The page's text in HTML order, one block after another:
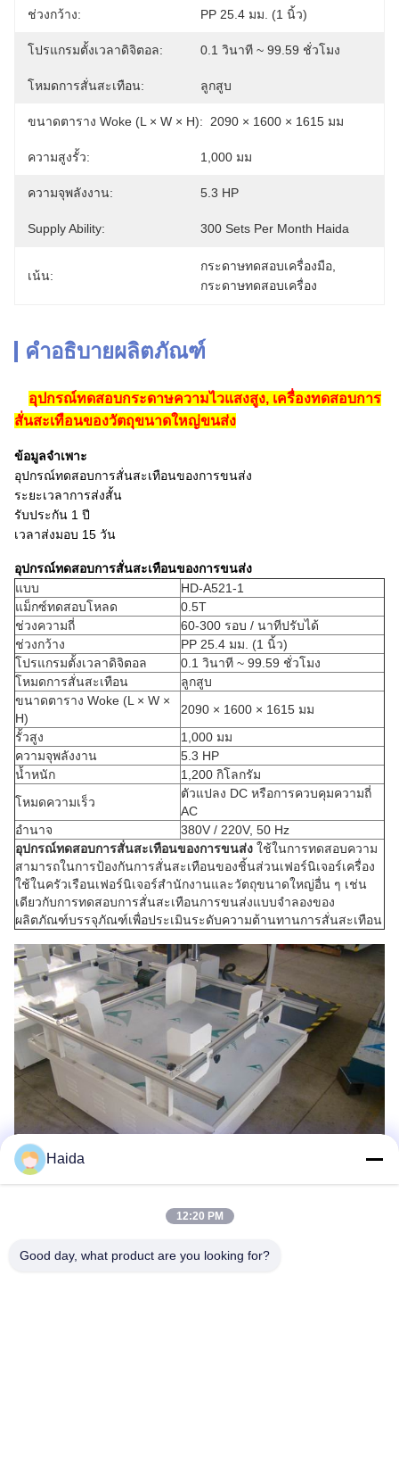
ช่วงกว้าง: PP 25.4 มม. (1 นิ้ว)
โปรแกรมตั้งเวลาดิจิตอล: 0.1 วินาที ~ 99.59 ชั่วโมง
โหมดการสั่นสะเทือน: ลูกสูบ
ขนาดตาราง Woke (L × W × H): 2090 × 1600 × 1615 มม
ความสูงรั้ว: 1,000 มม
ความจุพลังงาน: 5.3 HP
Supply Ability: 300 Sets Per Month Haida
เน้น:
กระดาษทดสอบเครื่องมือ
กระดาษทดสอบเครื่อง
คำอธิบายผลิตภัณฑ์
อุปกรณ์ทดสอบกระดาษความไวแสงสูง, เครื่องทดสอบการ
สั่นสะเทือนของวัตถุขนาดใหญ่ขนส่ง
ข้อมูลจำเพาะ
อุปกรณ์ทดสอบการสั่นสะเทือนของการขนส่ง
ระยะเวลาการส่งสั้น
รับประกัน 1 ปี
เวลาส่งมอบ 15 วัน
อุปกรณ์ทดสอบการสั่นสะเทือนของการขนส่ง
แบบ
HD-A521-1
แม็กซ์ทดสอบโหลด
0.5T
ช่วงความถี่
60-300 รอบ / นาทีปรับได้
ช่วงกว้าง
PP 25.4 มม. (1 นิ้ว)
โปรแกรมตั้งเวลาดิจิตอล
0.1 วินาที ~ 99.59 ชั่วโมง
โหมดการสั่นสะเทือน
ลูกสูบ
ขนาดตาราง Woke (L × W ×
H)
2090 × 1600 × 1615 มม
รั้วสูง
1,000 มม
ความจุพลังงาน
5.3 HP
น้ำหนัก
1,200 กิโลกรัม
โหมดความเร็ว
ตัวแปลง DC หรือการควบคุมความถี่
AC
อำนาจ
380V / 220V, 50 Hz
อุปกรณ์ทดสอบการสั่นสะเทือนของการขนส่ง ใช้ในการทดสอบความ
สามารถในการป้องกันการสั่นสะเทือนของชิ้นส่วนเฟอร์นิเจอร์เครื่อง
ใช้ในครัวเรือนเฟอร์นิเจอร์สำนักงานและวัตถุขนาดใหญ่อื่น ๆ เช่น
เดียวกับการทดสอบการสั่นสะเทือนการขนส่งแบบจำลองของ
ผลิตภัณฑ์บรรจุภัณฑ์เพื่อประเมินระดับความต้านทานการสั่นสะเทือน
Haida
12:20 PM
Good day, what product are you looking for?